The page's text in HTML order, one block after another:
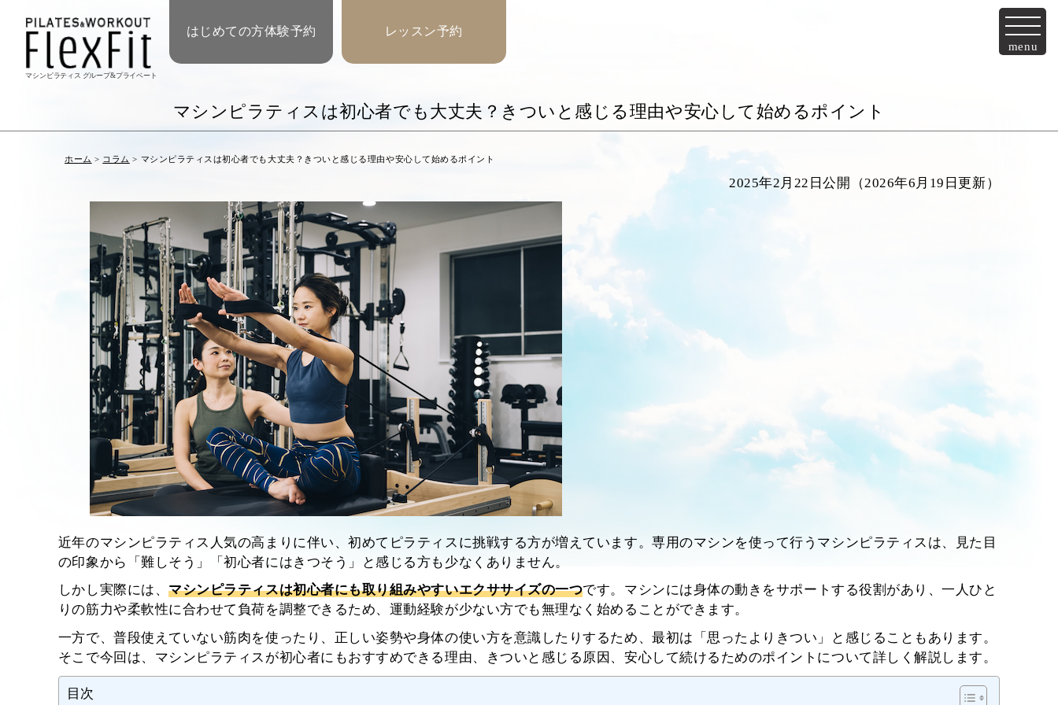
マシンピラティス グループ&プライベート
はじめての方体験予約 レッスン予約
menu
マシンピラティスは初心者でも大丈夫？きついと感じる理由や安心して始めるポイント
ホーム > コラム > マシンピラティスは初心者でも大丈夫？きついと感じる理由や安心して始めるポイント
2025年2月22日公開（2026年6月19日更新）
近年のマシンピラティス人気の高まりに伴い、初めてピラティスに挑戦する方が増えています。専用のマシンを使って行うマシンピラティスは、見た目
の印象から「難しそう」「初心者にはきつそう」と感じる方も少なくありません。
しかし実際には、マシンピラティスは初心者にも取り組みやすいエクササイズの一つです。マシンには身体の動きをサポートする役割があり、一人ひと
りの筋力や柔軟性に合わせて負荷を調整できるため、運動経験が少ない方でも無理なく始めることができます。
一方で、普段使えていない筋肉を使ったり、正しい姿勢や身体の使い方を意識したりするため、最初は「思ったよりきつい」と感じることもあります。
そこで今回は、マシンピラティスが初心者にもおすすめできる理由、きついと感じる原因、安心して続けるためのポイントについて詳しく解説します。
目次